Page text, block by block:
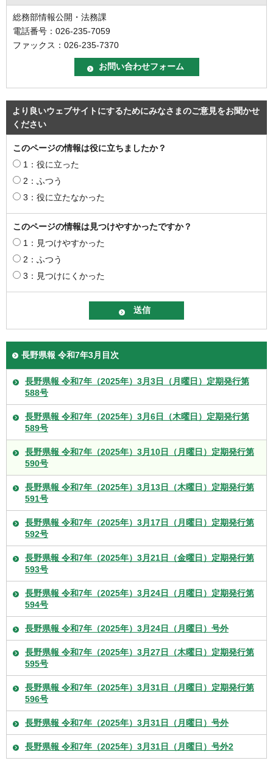
総務部情報公開・法務課
電話番号：026-235-7059
ファックス：026-235-7370
より良いウェブサイトにするためにみなさまのご意見をお聞かせ
ください
このページの情報は役に立ちましたか？
1：役に立った
2：ふつう
3：役に立たなかった
このページの情報は見つけやすかったですか？
1：見つけやすかった
2：ふつう
3：見つけにくかった
長野県報 令和7年3月目次
長野県報 令和7年（2025年）3月3日（月曜日）定期発行第
588号
長野県報 令和7年（2025年）3月6日（木曜日）定期発行第
589号
長野県報 令和7年（2025年）3月10日（月曜日）定期発行第
590号
長野県報 令和7年（2025年）3月13日（木曜日）定期発行第
591号
長野県報 令和7年（2025年）3月17日（月曜日）定期発行第
592号
長野県報 令和7年（2025年）3月21日（金曜日）定期発行第
593号
長野県報 令和7年（2025年）3月24日（月曜日）定期発行第
594号
長野県報 令和7年（2025年）3月24日（月曜日）号外
長野県報 令和7年（2025年）3月27日（木曜日）定期発行第
595号
長野県報 令和7年（2025年）3月31日（月曜日）定期発行第
596号
長野県報 令和7年（2025年）3月31日（月曜日）号外
長野県報 令和7年（2025年）3月31日（月曜日）号外2